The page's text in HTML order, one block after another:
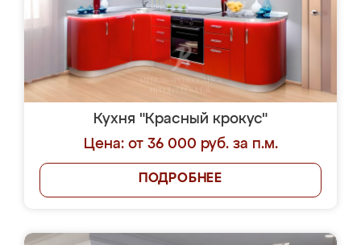
Кухня "Красный крокус"
Цена: от 36 000 руб. за п.м.
ПОДРОБНЕЕ